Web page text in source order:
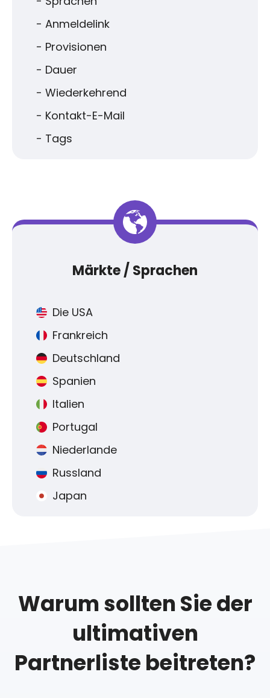
- Anmeldelink
- Provisionen
- Dauer
- Wiederkehrend
- Kontakt-E-Mail
- Tags
Märkte / Sprachen
Die USA
Frankreich
Deutschland
Spanien
Italien
Portugal
Niederlande
Russland
Japan
Warum sollten Sie der
ultimativen
Partnerliste beitreten?